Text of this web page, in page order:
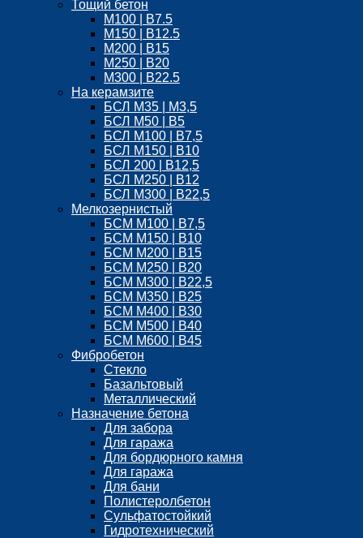
Тощий бетон
М100 | B7.5
М150 | B12.5
М200 | В15
М250 | В20
М300 | B22.5
На керамзите
БСЛ M35 | М3,5
БСЛ M50 | B5
БСЛ M100 | B7,5
БСЛ M150 | B10
БСЛ 200 | B12,5
БСЛ М250 | B12
БСЛ M300 | B22,5
Мелкозернистый
БСМ М100 | B7,5
БСМ M150 | B10
БСМ М200 | B15
БСМ М250 | B20
БСМ M300 | B22,5
БСМ M350 | B25
БСМ М400 | B30
БСМ M500 | B40
БСМ M600 | B45
Фибробетон
Стекло
Базальтовый
Металлический
Назначение бетона
Для забора
Для гаража
Для бордюрного камня
Для гаража
Для бани
Полистеролбетон
Сульфатостойкий
Гидротехнический